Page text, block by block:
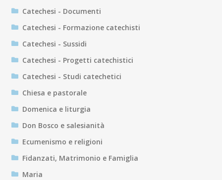
Catechesi - Documenti
Catechesi - Formazione catechisti
Catechesi - Sussidi
Catechesi - Progetti catechistici
Catechesi - Studi catechetici
Chiesa e pastorale
Domenica e liturgia
Don Bosco e salesianità
Ecumenismo e religioni
Fidanzati, Matrimonio e Famiglia
Maria